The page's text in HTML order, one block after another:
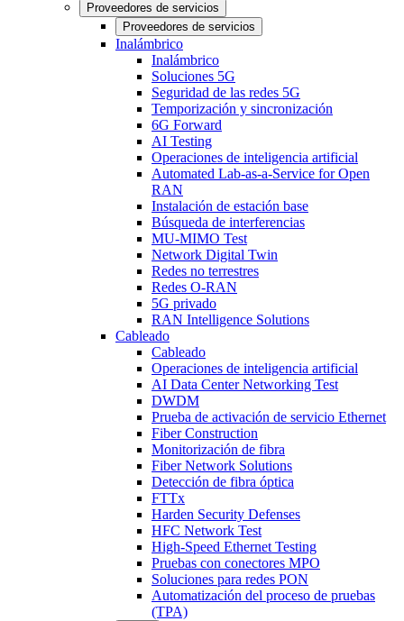
Proveedores de servicios
Proveedores de servicios
Inalámbrico
Inalámbrico
Soluciones 5G
Seguridad de las redes 5G
Temporización y sincronización
6G Forward
AI Testing
Operaciones de inteligencia artificial
Automated Lab-as-a-Service for Open
RAN
Instalación de estación base
Búsqueda de interferencias
MU-MIMO Test
Network Digital Twin
Redes no terrestres
Redes O-RAN
5G privado
RAN Intelligence Solutions
Cableado
Cableado
Operaciones de inteligencia artificial
AI Data Center Networking Test
DWDM
Prueba de activación de servicio Ethernet
Fiber Construction
Monitorización de fibra
Fiber Network Solutions
Detección de fibra óptica
FTTx
Harden Security Defenses
HFC Network Test
High-Speed Ethernet Testing
Pruebas con conectores MPO
Soluciones para redes PON
Automatización del proceso de pruebas
(TPA)